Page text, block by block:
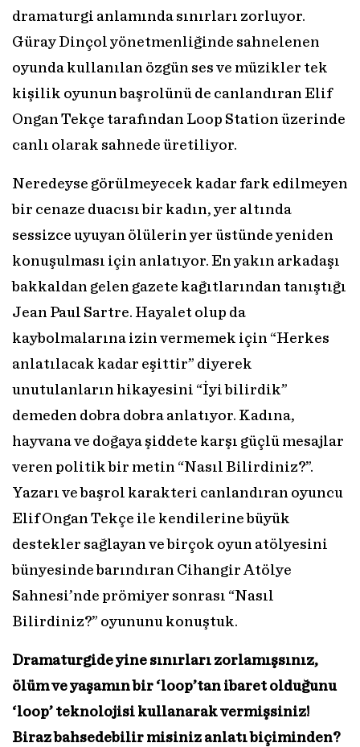
dramaturgi anlamında sınırları zorluyor.
Güray Dinçol yönetmenliğinde sahnelenen
oyunda kullanılan özgün ses ve müzikler tek
kişilik oyunun başrolünü de canlandıran Elif
Ongan Tekçe tarafından Loop Station üzerinde
canlı olarak sahnede üretiliyor.
Neredeyse görülmeyecek kadar fark edilmeyen
bir cenaze duacısı bir kadın, yer altında
sessizce uyuyan ölülerin yer üstünde yeniden
konuşulması için anlatıyor. En yakın arkadaşı
bakkaldan gelen gazete kağıtlarından tanıştığı
Jean Paul Sartre. Hayalet olup da
kaybolmalarına izin vermemek için “Herkes
anlatılacak kadar eşittir” diyerek
unutulanların hikayesini “İyi bilirdik”
demeden dobra dobra anlatıyor. Kadına,
hayvana ve doğaya şiddete karşı güçlü mesajlar
veren politik bir metin “Nasıl Bilirdiniz?”.
Yazarı ve başrol karakteri canlandıran oyuncu
Elif Ongan Tekçe ile kendilerine büyük
destekler sağlayan ve birçok oyun atölyesini
bünyesinde barındıran Cihangir Atölye
Sahnesi’nde prömiyer sonrası “Nasıl
Bilirdiniz?” oyununu konuştuk.
Dramaturgide yine sınırları zorlamışsınız,
ölüm ve yaşamın bir ‘loop’tan ibaret olduğunu
‘loop’ teknolojisi kullanarak vermişsiniz!
Biraz bahsedebilir misiniz anlatı biçiminden?